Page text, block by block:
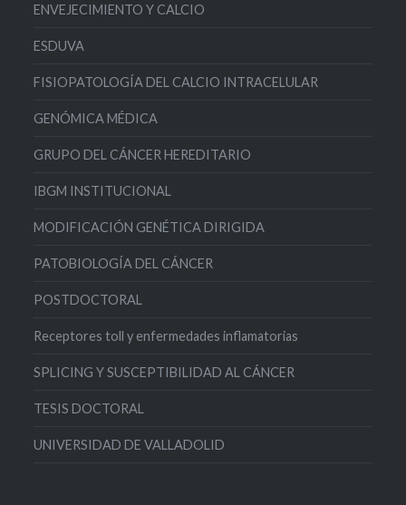
ENVEJECIMIENTO Y CALCIO
ESDUVA
FISIOPATOLOGÍA DEL CALCIO INTRACELULAR
GENÓMICA MÉDICA
GRUPO DEL CÁNCER HEREDITARIO
IBGM INSTITUCIONAL
MODIFICACIÓN GENÉTICA DIRIGIDA
PATOBIOLOGÍA DEL CÁNCER
POSTDOCTORAL
Receptores toll y enfermedades inflamatorias
SPLICING Y SUSCEPTIBILIDAD AL CÁNCER
TESIS DOCTORAL
UNIVERSIDAD DE VALLADOLID